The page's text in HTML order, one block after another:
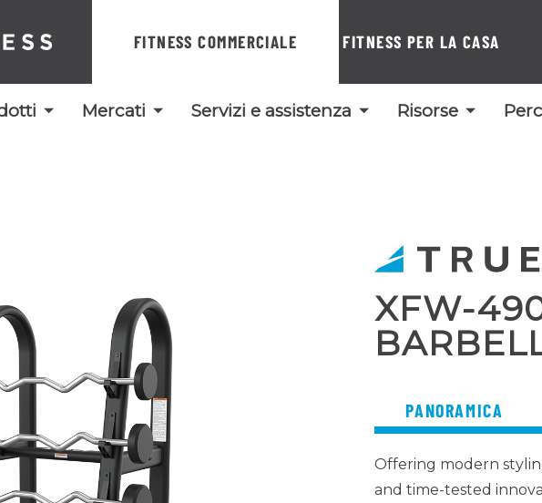
FITNESS COMMERCIALE FITNESS PER LA CASA
Mercati Servizi e assistenza Risorse
XFW-
PANORAMICA
Offering modern
and time-tested